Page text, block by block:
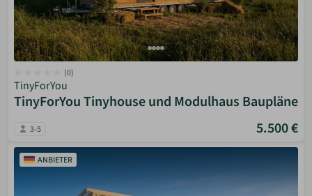
(0)
TinyForYou
TinyForYou Tinyhouse und Modulhaus Baupläne
3-5 5.500 €
ANBIETER